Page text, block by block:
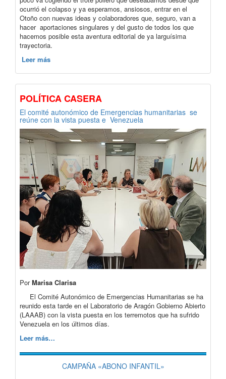
ocurrió el colapso y ya esperamos, ansiosos, entrar en el
Otoño con nuevas ideas y colaboradores que, seguro, van a
hacer aportaciones singulares y del gusto de todos los que
hacemos posible esta aventura editorial de ya larguísima
trayectoria.
Leer más
POLÍTICA CASERA
El comité autonómico de Emergencias humanitarias se
reúne con la vista puesta e Venezuela
PorMarisa Clarisa
El Comité Autonómico de Emergencias Humanitarias se ha
reunido esta tarde en el Laboratorio de Aragón Gobierno Abierto
(LAAAB) con la vista puesta en los terremotos que ha sufrido
Venezuela en los últimos días.
Leer más…
CAMPAÑA «ABONO INFANTIL»